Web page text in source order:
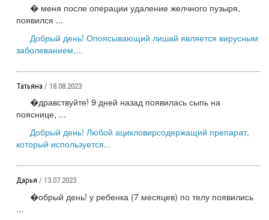
� меня после операции удаление желчного пузыря,
появился ...
Добрый день! Опоясывающий лишай является вирусным
заболеванием,...
Татьяна / 18.08.2023
�дравствуйте! 9 дней назад появилась сыпь на
пояснице, ...
Добрый день! Любой ацикловирсодержащий препарат,
который используется...
Дарья / 13.07.2023
�обрый день! у ребенка (7 месяцев) по телу появились
...